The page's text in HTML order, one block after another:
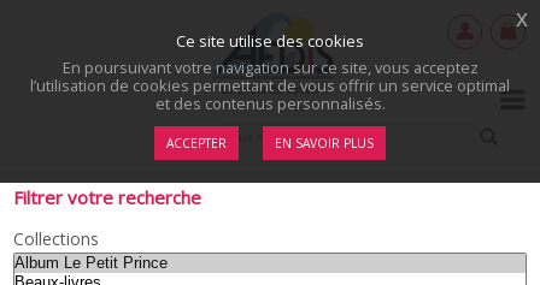
Filtrer votre recherche
Collections
Ce site utilise des cookies
En poursuivant votre navigation sur ce site, vous acceptez
l’utilisation de cookies permettant de vous offrir un service optimal
et des contenus personnalisés.
ACCEPTER EN SAVOIR PLUS
x